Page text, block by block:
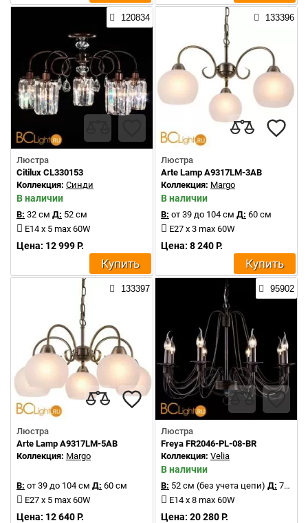
120834
Люстра
Citilux CL330153
Коллекция: Синди
В наличии
В: 32 см Д: 52 см
E14 x 5 max 60W
Цена: 12 999 Р.
Купить
133396
Люстра
Arte Lamp A9317LM-3AB
Коллекция: Margo
В наличии
В: от 39 до 104 см Д: 60 см
E27 x 3 max 60W
Цена: 8 240 Р.
Купить
133397
Люстра
Arte Lamp A9317LM-5AB
Коллекция: Margo
В: от 39 до 104 см Д: 60 см
E27 x 5 max 60W
Цена: 12 640 Р.
95902
Люстра
Freya FR2046-PL-08-BR
Коллекция: Velia
В наличии
В: 52 см (без учета цепи) Д: 72 см
E14 x 8 max 60W
Цена: 20 280 Р.